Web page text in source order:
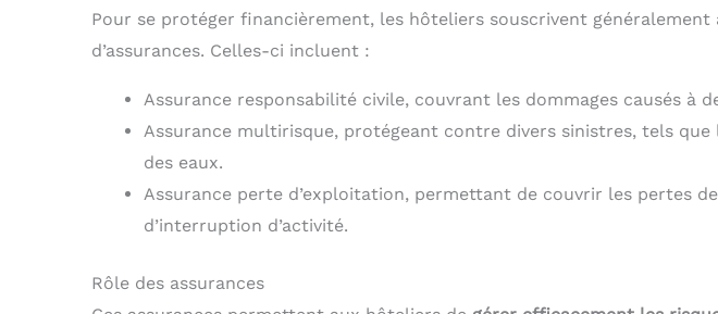
Pour se protéger financièrement, les hôteliers souscrivent généralement
d’assurances. Celles-ci incluent :
Assurance responsabilité civile, couvrant les dommages causés à
Assurance multirisque, protégeant contre divers sinistres, tels que
des eaux.
Assurance perte d’exploitation, permettant de couvrir les pertes
d’interruption d’activité.
Rôle des assurances